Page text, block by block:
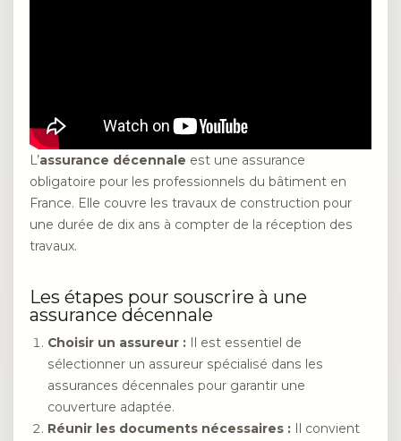
L’assurance décennale est une assurance
obligatoire pour les professionnels du bâtiment en
France. Elle couvre les travaux de construction pour
une durée de dix ans à compter de la réception des
travaux.
Les étapes pour souscrire à une
assurance décennale
Choisir un assureur : Il est essentiel de
sélectionner un assureur spécialisé dans les
assurances décennales pour garantir une
couverture adaptée.
Réunir les documents nécessaires : Il convient